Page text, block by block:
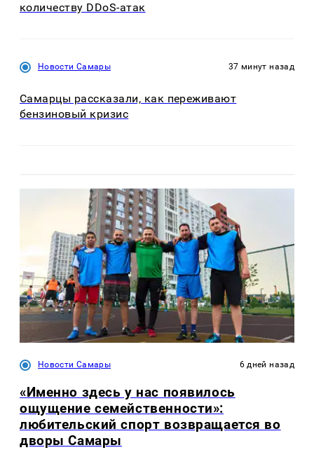
количеству DDoS-атак
Новости Самары 37 минут назад
Самарцы рассказали, как переживают
бензиновый кризис
Новости Самары 6 дней назад
«Именно здесь у нас появилось
ощущение семейственности»:
любительский спорт возвращается во
дворы Самары